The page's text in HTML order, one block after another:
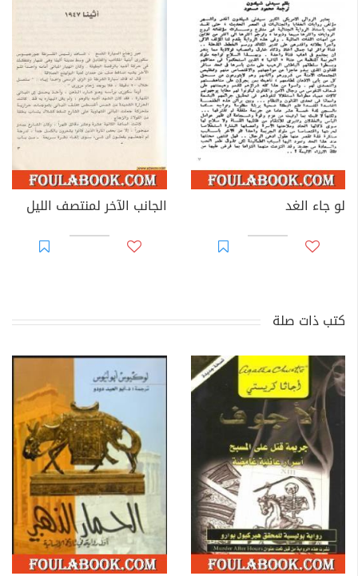
لو جاء الغد الجانب الآخر لمنتصف الليل
كتب ذات صلة